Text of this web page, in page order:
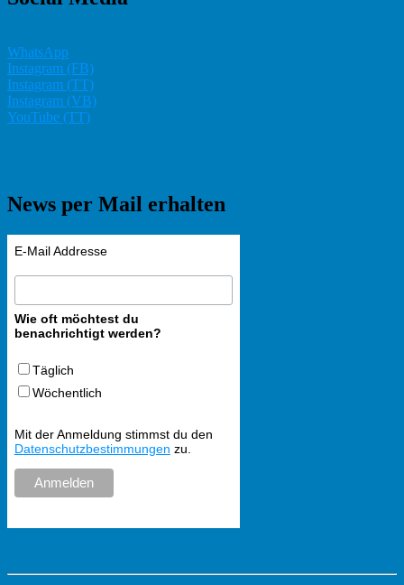
WhatsApp
Instagram (FB)
Instagram (TT)
Instagram (VB)
YouTube (TT)
News per Mail erhalten
E-Mail Addresse
Wie oft möchtest du
benachrichtigt werden?
Täglich
Wöchentlich
Mit der Anmeldung stimmst du den
Datenschutzbestimmungen zu.